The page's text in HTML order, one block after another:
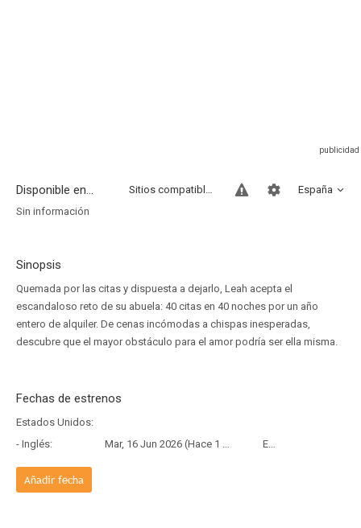
Disponible en... España
Sitios compatibles
Sin información
Sinopsis
Quemada por las citas y dispuesta a dejarlo, Leah acepta el
escandaloso reto de su abuela: 40 citas en 40 noches por un año
entero de alquiler. De cenas incómodas a chispas inesperadas,
descubre que el mayor obstáculo para el amor podría ser ella misma.
Fechas de estrenos
Estados Unidos:
- Inglés:
Mar, 16 Jun 2026 (Hace 1 mes y 21 días) Estreno
Añadir fecha